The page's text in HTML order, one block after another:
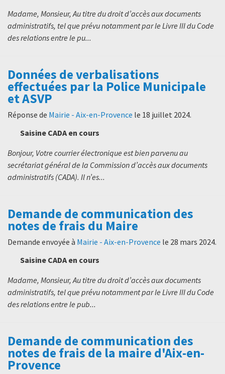
Madame, Monsieur, Au titre du droit d’accès aux documents
administratifs, tel que prévu notamment par le Livre III du Code
des relations entre le pu...
Données de verbalisations
effectuées par la Police Municipale
et ASVP
Réponse de Mairie - Aix-en-Provence le 18 juillet 2024.
Saisine CADA en cours
Bonjour, Votre courrier électronique est bien parvenu au
secrétariat général de la Commission d’accès aux documents
administratifs (CADA). Il n’es...
Demande de communication des
notes de frais du Maire
Demande envoyée à Mairie - Aix-en-Provence le 28 mars 2024.
Saisine CADA en cours
Madame, Monsieur, Au titre du droit d’accès aux documents
administratifs, tel que prévu notamment par le Livre III du Code
des relations entre le pub...
Demande de communication des
notes de frais de la maire d'Aix-en-
Provence